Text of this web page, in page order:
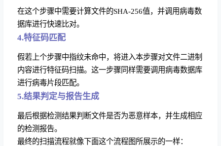
在这个步骤中需要计算文件的SHA-256值，并调用病毒数
据库进行快速比对。
4.特征码匹配
假若上个步骤中指纹未命中，将进入本步骤对文件二进制
内容进行特征码扫描。这一步骤同样需要调用病毒数据库
进行病毒片段匹配。
5.结果判定与报告生成
最后根据检测结果判断文件是否为恶意样本，并生成相应
的检测报告。
最终的扫描流程就像下面这个流程图所展示的一样：